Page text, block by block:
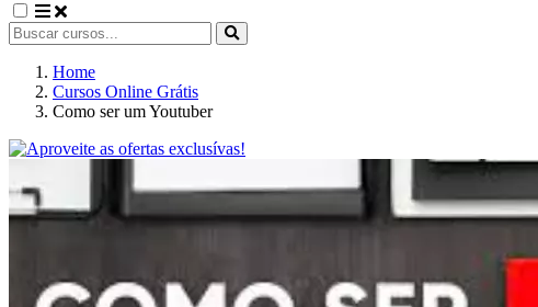
Home
Cursos Online Grátis
Como ser um Youtuber